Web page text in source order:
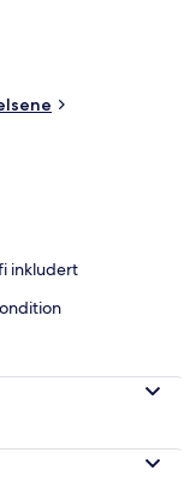
du finner
en strandbar og
inkludert